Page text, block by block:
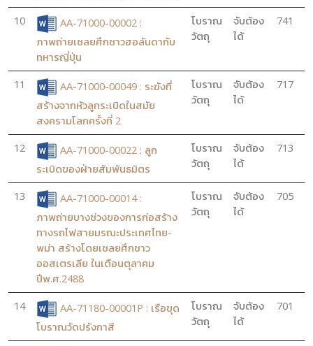
10
AA-71000-00002 :
ภาพถ่ายเชลยศึกชาวฮอลันดากับ
ทหารญี่ปุ่น
โบราณ
วัตถุ
จับต้อง
ได้
741
11
AA-71000-00049 : ระฆังที่
สร้างจากหัวลูกระเบิดในสมัย
สงครามโลกครั้งที่ 2
โบราณ
วัตถุ
จับต้อง
ได้
717
12
AA-71000-00022 : ลูก
ระเบิดของฝ่ายสัมพันธมิตร
โบราณ
วัตถุ
จับต้อง
ได้
713
13
AA-71000-00014 :
ภาพถ่ายบางช่วงของการก่อสร้าง
ทางรถไฟสายมรณะประเทศไทย-
พม่า สร้างโดยเชลยศึกชาว
ออสเตรเลีย ในเดือนตุลาคม
ปีพ.ศ.2488
โบราณ
วัตถุ
จับต้อง
ได้
705
14
AA-71180-00001P : เรือขุด
โบราณวัดปรังกาสี
โบราณ
วัตถุ
จับต้อง
ได้
701